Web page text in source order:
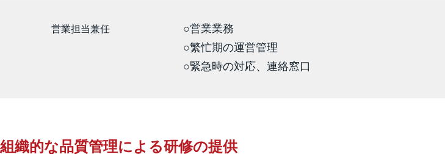
営業担当兼任
○営業業務
○繁忙期の運営管理
○緊急時の対応、連絡窓口
組織的な品質管理による研修の提供